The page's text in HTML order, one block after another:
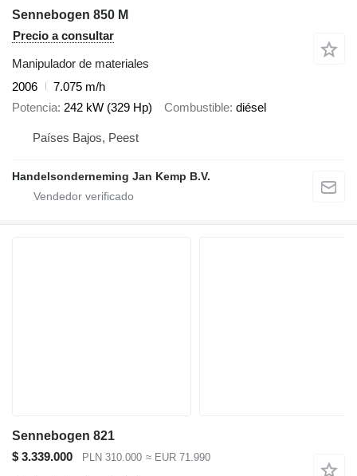
Sennebogen 850 M
Precio a consultar
Manipulador de materiales
2006
7.075 m/h
Potencia 242 kW (329 Hp) Combustible diésel
Países Bajos, Peest
Handelsonderneming Jan Kemp B.V.
Sennebogen 821
$ 3.339.000
PLN 310.000 ≈ EUR 71.990